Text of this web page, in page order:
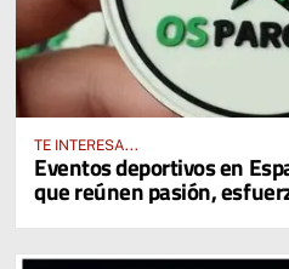
TE INTERESA...
Eventos deportivos en
que reúnen pasión,